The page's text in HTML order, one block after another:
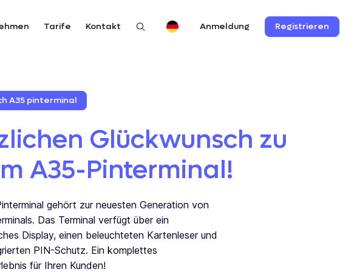
Tarife Kontakt Anmeldung Registrieren
A35 pinterminal
Glückwunsch zu
A35-Pinterminal!
gehört zur neuesten Generation von
Das Terminal verfügt über ein
Display, einen beleuchteten Kartenleser und
PIN-Schutz. Ein komplettes
für Ihren Kunden!